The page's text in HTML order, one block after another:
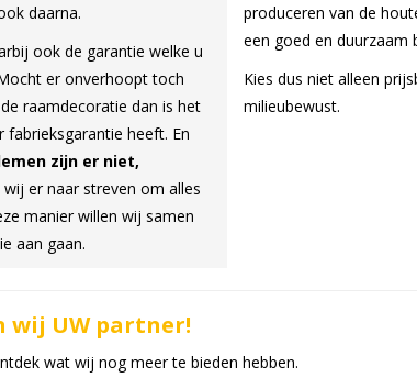
daarna.
ook de garantie welke u
er onverhoopt toch
raamdecoratie dan is het
heeft. En
zijn er niet,
wij er naar streven om alles
manier willen wij samen
aan gaan.
produceren van de
een goed en duurzaam
Kies dus niet alleen
milieubewust.
wij UW partner!
wat wij nog meer te bieden hebben.